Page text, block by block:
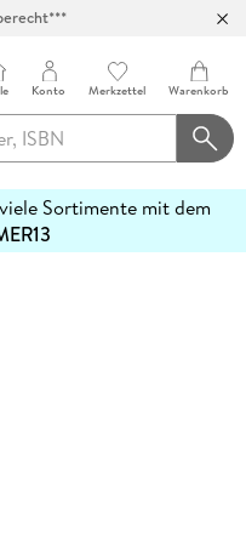
Konto Merkzettel Warenkorb
Sortimente mit dem